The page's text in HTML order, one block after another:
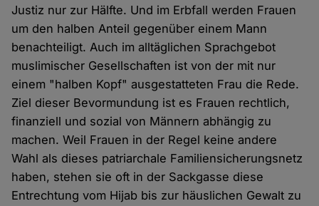
Justiz nur zur Hälfte. Und im Erbfall werden Frauen
um den halben Anteil gegenüber einem Mann
benachteiligt. Auch im alltäglichen Sprachgebot
muslimischer Gesellschaften ist von der mit nur
einem "halben Kopf" ausgestatteten Frau die Rede.
Ziel dieser Bevormundung ist es Frauen rechtlich,
finanziell und sozial von Männern abhängig zu
machen. Weil Frauen in der Regel keine andere
Wahl als dieses patriarchale Familiensicherungsnetz
haben, stehen sie oft in der Sackgasse diese
Entrechtung vom Hijab bis zur häuslichen Gewalt zu